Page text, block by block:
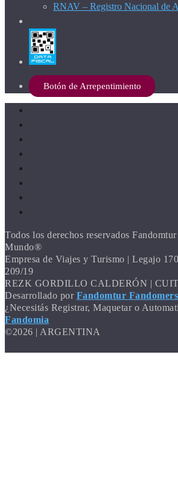
RNAV – Registro Nacional de
Botón de Arrepentimiento
Todos los derechos reservados
Mundo®
Empresa de Viajes y Turismo | Legajo
209/19
REZK GORDILLO CALDERÓN |
Desarrollado por Fandomtur
¿Necesitás Registrar, Maquetar o
Fandomia
©2026 | ARGENTINA